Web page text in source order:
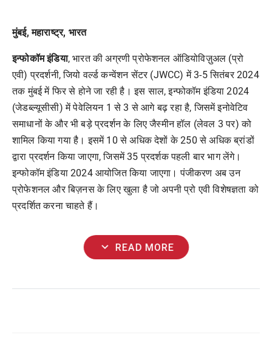
मुंबई, महाराष्ट्र, भारत
इन्फोकॉम इंडिया, भारत की अग्रणी प्रोफेशनल ऑडियोविज़ुअल (प्रो
एवी) प्रदर्शनी, जियो वर्ल्ड कन्वेंशन सेंटर (JWCC) में 3-5 सितंबर 2024
तक मुंबई में फिर से होने जा रही है। इस साल, इन्फोकॉम इंडिया 2024
(जेडब्ल्यूसीसी) में पेवेलियन 1 से 3 से आगे बढ़ रहा है, जिसमें इनोवेटिव
समाधानों के और भी बड़े प्रदर्शन के लिए जैस्मीन हॉल (लेवल 3 पर) को
शामिल किया गया है। इसमें 10 से अधिक देशों के 250 से अधिक ब्रांडों
द्वारा प्रदर्शन किया जाएगा, जिसमें 35 प्रदर्शक पहली बार भाग लेंगे।
इन्फोकॉम इंडिया 2024 आयोजित किया जाएगा। पंजीकरण अब उन
प्रोफेशनल और बिज़नस के लिए खुला है जो अपनी प्रो एवी विशेषज्ञता को
प्रदर्शित करना चाहते हैं।
expand_more READ MORE